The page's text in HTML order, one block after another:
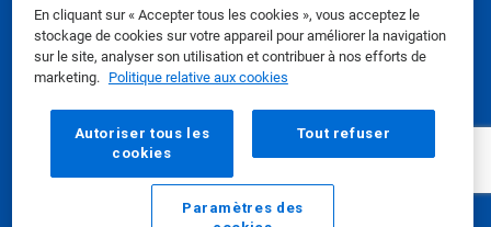
En cliquant sur « Accepter tous les cookies », vous acceptez le
stockage de cookies sur votre appareil pour améliorer la navigation
sur le site, analyser son utilisation et contribuer à nos efforts de
marketing. Politique relative aux cookies
Autoriser tous les
cookies
Tout refuser
Paramètres des
Fiches de données de sécurité|Politique de
confidentialité|conditions d'utilisation